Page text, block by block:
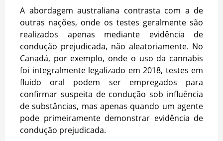
A abordagem australiana contrasta com a de
outras nações, onde os testes geralmente são
realizados apenas mediante evidência de
condução prejudicada, não aleatoriamente. No
Canadá, por exemplo, onde o uso da cannabis
foi integralmente legalizado em 2018, testes em
fluido oral podem ser empregados para
confirmar suspeita de condução sob influência
de substâncias, mas apenas quando um agente
pode primeiramente demonstrar evidência de
condução prejudicada.